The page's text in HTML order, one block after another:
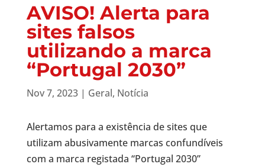
AVISO! Alerta para
sites falsos
utilizando a marca
“Portugal 2030”
Nov 7, 2023| Geral, Notícia
Alertamos para a existência de sites que
utilizam abusivamente marcas confundíveis
com a marca registada “Portugal 2030”